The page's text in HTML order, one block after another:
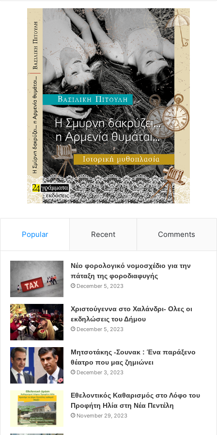
Δημοτικό Συμβούλιο, απόφαση καταδίκης της δημοτικής
συμβούλου Ραχήλ Μακρή για το σχόλιο που ανάρτησε,
κατά του διεθνή μπασκετμπολίστα Γ. Αντετοκούνμπο, με
αφορμή τη δήλωση του τελευταίου, ότι στην Ελλάδα,
βίωσε «ρατσιστική αντιμετώπιση». Συγκεκριμένα, η Ρ.
Μακρή έγραψε «πάρε τον πούλο και φέρε την
υπηκοότητα πίσω».
«Έχουμε ως στάση ζωής τον αντιρατσισμό-
Υποκριτική η στάση της αντιπολίτευσης»
Η παράταξη Ζούτσου είχε απορρίψει τότε το αίτημα της
αντιπολίτευσης. Ο κ. Ζούτσος εξήγησε ότι «ήταν άλλο ότι
οι δηλώσεις ήταν απαράδεκτες, κάτι με το οποίο
συμφωνώ κι εγώ κι άλλο ο τρόπος με τον οποίο η
αντιπολίτευση ομαδοποιήθηκε για να δημιουργήσει
πρόβλημα στη διοίκηση. Δεν ήταν η μόνη αφορμή για να
καταδικάσει κανείς τις απόψεις της κας Μακρή.»
σύσσωμη η αντιπολίτευση, να λέει να καταδικάσουμε,
μόνο για αυτό το σχόλιο, τις δηλώσεις της κας Μακρή.
Δεν είδα πουθενά αλλού να ανθίστανται, να
επαναστατούν και να ζητούν καταδίκη δηλώσεων της».
Ο Δήμαρχος Παλλήνης στηλίτευσε και το γεγονός ότι
«την αίτηση, υπέγραφαν και δυο δημοτικοί σύμβουλοι, ο
πρώην Δήμαρχος κ. Κωνσταντάς και ο Θ. Σμυρλιάδης που
εκλέχθηκαν με την κα Μακρή και στη συνέχεια
ανεξαρτητοποιήθηκαν. Δεν ήξεραν ένα χρόνο πριν τις
απόψεις της; Τότε ήταν λάβροι υπέρ της υποψηφιότητας
της. Αν κατάφερναν να εκλέξουν την κα Μακρή τι θα
λέγανε;»
Popular Recent Comments
Νέο φορολογικό νομοσχέδιο για την
πάταξη της φοροδιαφυγής
December 5, 2023
Χριστούγεννα στο Χαλάνδρι- Ολες οι
εκδηλώσεις του Δήμου
December 5, 2023
Μητσοτάκης -Σουνακ : Ένα παράξενο
θέατρο που μας ζημιώνει
December 3, 2023
Εθελοντικός Καθαρισμός στο Λόφο του
Προφήτη Ηλία στη Νέα Πεντέλη
November 29, 2023